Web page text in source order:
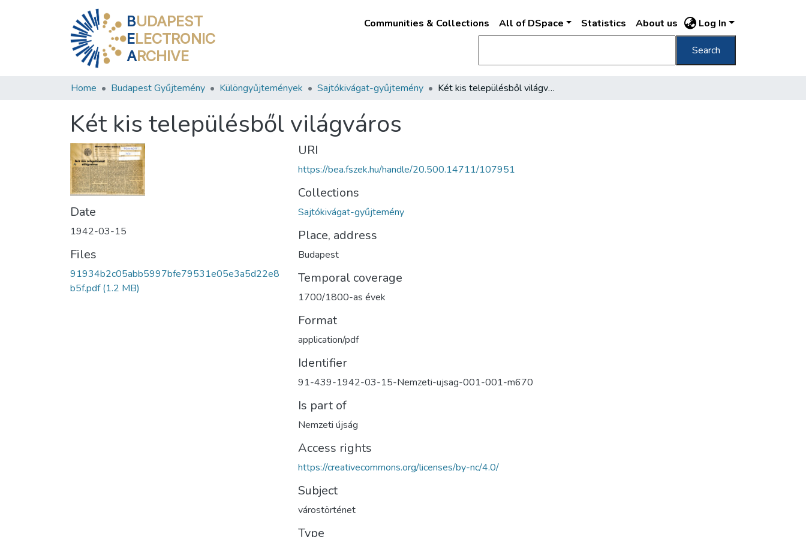
BUDAPEST
ELECTRONIC
ARCHIVE
Communities & Collections All of DSpace Statistics About us Log In
Search
Home Budapest Gyűjtemény Különgyűjtemények Sajtókivágat-gyűjtemény Két kis településből világváros
Két kis településből világváros
Date
1942-03-15
Files
91934b2c05abb5997bfe79531e05e3a5d22e8
b5f.pdf(1.2 MB)
URI
https://bea.fszek.hu/handle/20.500.14711/107951
Collections
Sajtókivágat-gyűjtemény
Place, address
Budapest
Temporal coverage
1700/1800-as évek
Format
application/pdf
Identifier
91-439-1942-03-15-Nemzeti-ujsag-001-001-m670
Is part of
Nemzeti újság
Access rights
https://creativecommons.org/licenses/by-nc/4.0/
Subject
várostörténet
Type